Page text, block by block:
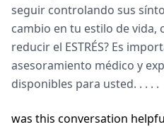
seguir controlando sus
cambio en tu estilo de vida,
reducir el ESTRÉS? Es
asesoramiento médico y
disponibles para usted. . . . .
was this conversation